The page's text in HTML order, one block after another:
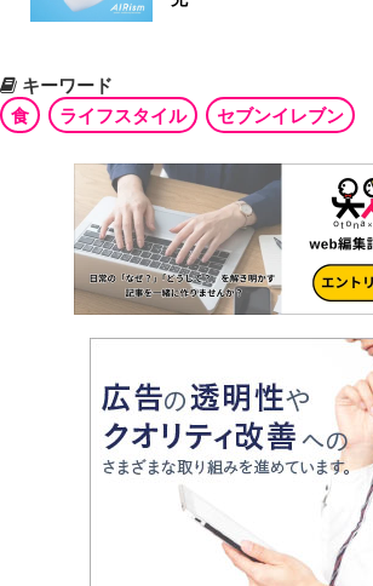
キーワード
食
ライフスタイル セブンイレブン